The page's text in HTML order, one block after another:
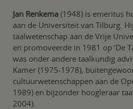
Jan Renkema (1948) is emeritus
aan de Universiteit van Tilburg.
taalwetenschap aan de Vrije
en promoveerde in 1981 op ‘De
was onder andere taalkundig
Kamer (1975-1978),
cultuurwetenschappen aan de
1989) en bijzonder hoogleraar
2004).